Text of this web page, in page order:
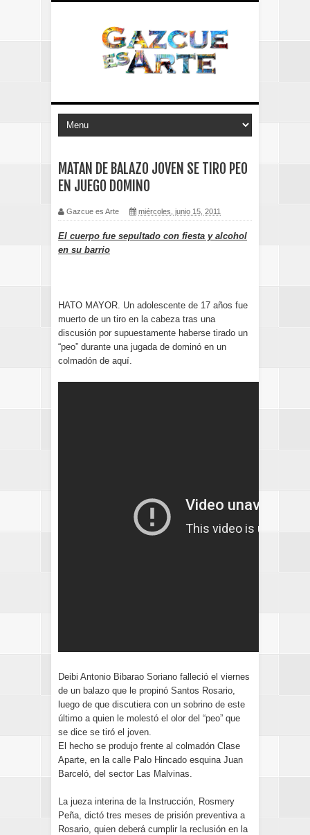
MATAN DE BALAZO JOVEN SE TIRO PEO
EN JUEGO DOMINO
Gazcue es Arte miércoles, junio 15, 2011
El cuerpo fue sepultado con fiesta y alcohol
en su barrio
HATO MAYOR. Un adolescente de 17 años fue
muerto de un tiro en la cabeza tras una
discusión por supuestamente haberse tirado un
“peo” durante una jugada de dominó en un
colmadón de aquí.
Deibi Antonio Bibarao Soriano falleció el viernes
de un balazo que le propinó Santos Rosario,
luego de que discutiera con un sobrino de este
último a quien le molestó el olor del “peo” que
se dice se tiró el joven.
El hecho se produjo frente al colmadón Clase
Aparte, en la calle Palo Hincado esquina Juan
Barceló, del sector Las Malvinas.
La jueza interina de la Instrucción, Rosmery
Peña, dictó tres meses de prisión preventiva a
Rosario, quien deberá cumplir la reclusión en la